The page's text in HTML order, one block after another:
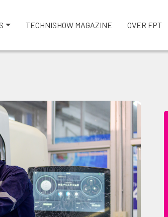
TECHNISHOW MAGAZINE OVER FPT